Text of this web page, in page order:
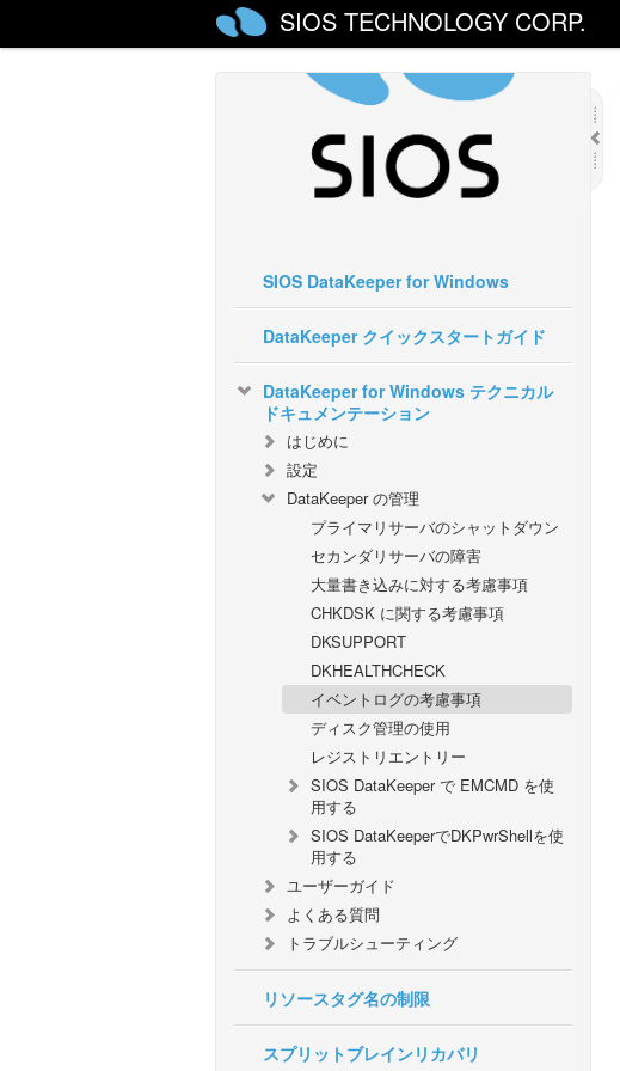
SIOS TECHNOLOGY CORP.
SIOS DataKeeper for Windows
DataKeeper クイックスタートガイド
DataKeeper for Windows テクニカル
ドキュメンテーション
はじめに
設定
DataKeeper の管理
プライマリサーバのシャットダウン
セカンダリサーバの障害
大量書き込みに対する考慮事項
CHKDSK に関する考慮事項
DKSUPPORT
DKHEALTHCHECK
イベントログの考慮事項
ディスク管理の使用
レジストリエントリー
SIOS DataKeeper で EMCMD を使
用する
SIOS DataKeeperでDKPwrShellを使
用する
ユーザーガイド
よくある質問
トラブルシューティング
リソースタグ名の制限
スプリットブレインリカバリ